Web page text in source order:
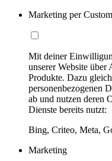
Marketing per
Mit deiner
unserer Website über
Produkte. Dazu
personenbezogenen
ab und nutzen deren
Dienste bereits nutzt:
Bing, Criteo, Meta,
Marketing